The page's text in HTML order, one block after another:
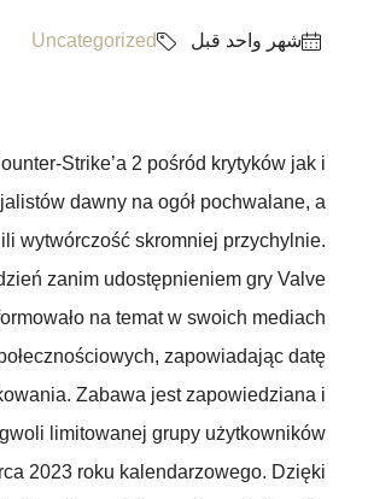
‏شهر واحد قبل Uncategorized
Strike’a 2 pośród krytyków jak i
dawny na ogół pochwalane, a
wytwórczość skromniej przychylnie.
zanim udostępnieniem gry Valve
na temat w swoich mediach
zapowiadając datę
Zabawa jest zapowiedziana i
limitowanej grupy użytkowników
2023 roku kalendarzowego. Dzięki